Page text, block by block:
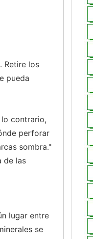
Retire los
pueda
contrario,
perforar
sombra."
de las
lugar entre
se